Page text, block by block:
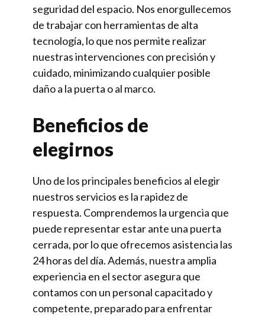
seguridad del espacio. Nos enorgullecemos
de trabajar con herramientas de alta
tecnología, lo que nos permite realizar
nuestras intervenciones con precisión y
cuidado, minimizando cualquier posible
daño a la puerta o al marco.
Beneficios de
elegirnos
Uno de los principales beneficios al elegir
nuestros servicios es la rapidez de
respuesta. Comprendemos la urgencia que
puede representar estar ante una puerta
cerrada, por lo que ofrecemos asistencia las
24 horas del día. Además, nuestra amplia
experiencia en el sector asegura que
contamos con un personal capacitado y
competente, preparado para enfrentar